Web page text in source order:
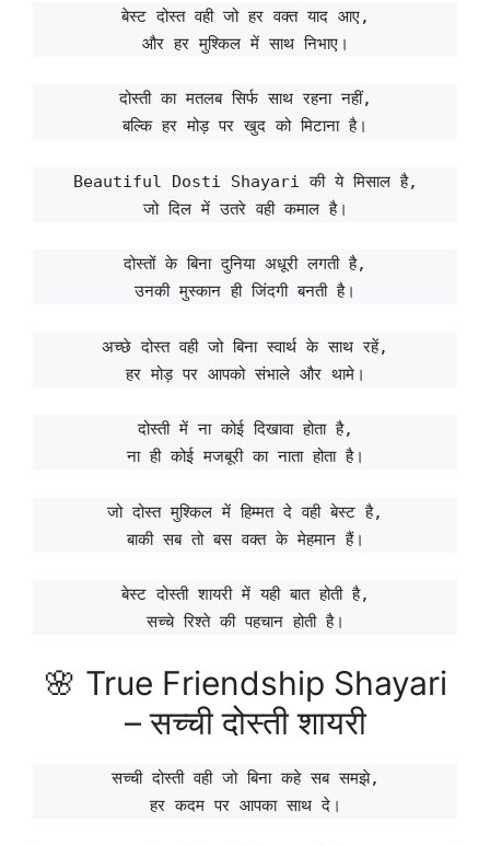
बेस्ट दोस्त वही जो हर वक्त याद आए,
और हर मुश्किल में साथ निभाए।
दोस्ती का मतलब सिर्फ साथ रहना नहीं,
बल्कि हर मोड़ पर खुद को मिटाना है।
Beautiful Dosti Shayari की ये मिसाल है,
जो दिल में उतरे वही कमाल है।
दोस्तों के बिना दुनिया अधूरी लगती है,
उनकी मुस्कान ही जिंदगी बनती है।
अच्छे दोस्त वही जो बिना स्वार्थ के साथ रहें,
हर मोड़ पर आपको संभाले और थामे।
दोस्ती में ना कोई दिखावा होता है,
ना ही कोई मजबूरी का नाता होता है।
जो दोस्त मुश्किल में हिम्मत दे वही बेस्ट है,
बाकी सब तो बस वक्त के मेहमान हैं।
बेस्ट दोस्ती शायरी में यही बात होती है,
सच्चे रिश्ते की पहचान होती है।
🌸 True Friendship Shayari
– सच्ची दोस्ती शायरी
सच्ची दोस्ती वही जो बिना कहे सब समझे,
हर कदम पर आपका साथ दे।